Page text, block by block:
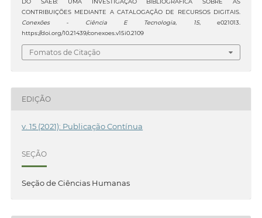
DO SAEB: UMA INVESTIGAÇÃO BIBLIOGRÁFICA SOBRE AS
CONTRIBUIÇÕES MEDIANTE A CATALOGAÇÃO DE RECURSOS DIGITAIS.
Conexões - Ciência E Tecnologia, 15, e021013.
https://doi.org/10.21439/conexoes.v15i0.2109
Fomatos de Citação
EDIÇÃO
v. 15 (2021): Publicação Contínua
SEÇÃO
Seção de Ciências Humanas